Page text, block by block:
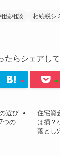
相続相談
相続税シ
たらシェアして
選び
つの
住宅資
は損？
落とし